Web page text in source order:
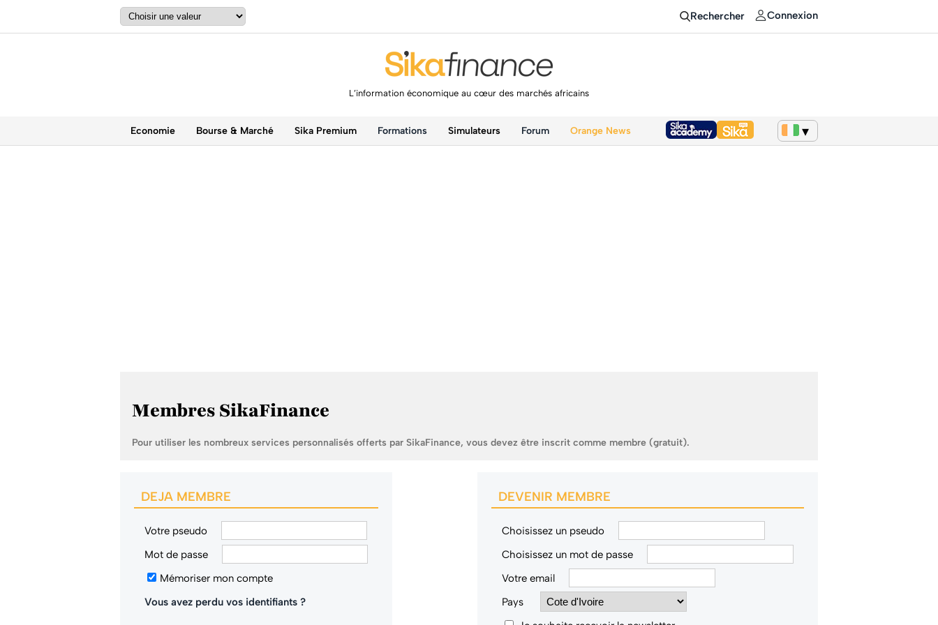
Rechercher Connexion
L’information économique au cœur des marchés africains
Economie Bourse & Marché Sika Premium Formations Simulateurs Forum Orange News
Membres SikaFinance
Pour utiliser les nombreux services personnalisés offerts par SikaFinance, vous devez être inscrit comme membre (gratuit).
DEJA MEMBRE
Votre pseudo
Mot de passe
Mémoriser mon compte
Vous avez perdu vos identifiants ?
DEVENIR MEMBRE
Choisissez un pseudo
Choisissez un mot de passe
Votre email
Pays